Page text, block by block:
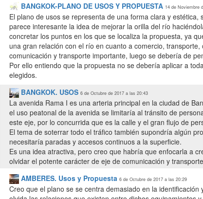
BANGKOK-PLANO DE USOS Y PROPUESTA 14 de Noviembre
El plano de usos se representa de una forma clara y
parece interesante la idea de mejorar la orilla del río
concretar los puntos en los que se localiza la propuesta, ya
una gran relación con el río en cuanto a comercio,
comunicación y transporte importante, luego se debería de
Por ello entiendo que la propuesta no se debería aplicar a
elegidos.
BANGKOK. USOS 6 de Octubre de 2017 a las 20:43
La avenida Rama I es una arteria principal en la ciudad de
el uso peatonal de la avenida se limitaría al tránsito de
este eje, por lo concurrida que es la calle y el gran flujo de
El tema de soterrar todo el tráfico también supondría algún
necesitaría paradas y accesos continuos a la superficie.
Es una idea atractiva, pero creo que habría que enfocarla a
olvidar el potente carácter de eje de comunicación y
AMBERES. Usos y Propuesta 6 de Octubre de 2017 a las 20:29
Creo que el plano se se centra demasiado en la